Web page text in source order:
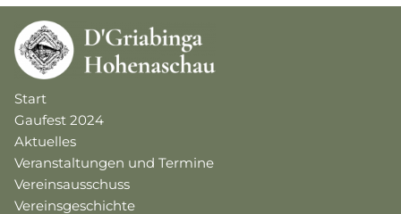
Start
Gaufest 2024
Aktuelles
Veranstaltungen und Termine
Vereinsausschuss
Vereinsgeschichte